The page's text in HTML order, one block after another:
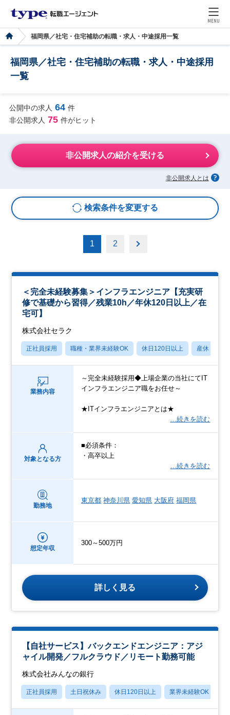
MENU
福岡県／社宅・住宅補助の転職・求人・中途採用一覧
福岡県／社宅・住宅補助の転職・求人・中途採用
一覧
公開中の求人 64 件
非公開求人 75 件がヒット
非公開求人の紹介を受ける
非公開求人とは
検索条件を変更する
1 2
＜完全未経験募集＞インフラエンジニア【充実研
修で基礎から習得／残業10h／年休120日以上／在
宅可】
株式会社セラク
正社員採用 職種・業界未経験OK 休日120日以上 産休・育休
業務内容
～完全未経験採用◆上場企業の当社にてIT
インフラエンジニア職をお任せ～
★ITインフラエンジニアとは★
…続きを読む
対象となる方
■必須条件：
・高卒以上
…続きを読む
勤務地
東京都 神奈川県 愛知県 大阪府 福岡県
想定年収
300～500万円
詳しく見る
【自社サービス】バックエンドエンジニア：アジ
ャイル開発／フルクラウド／リモート勤務可能
株式会社みんなの銀行
正社員採用 土日祝休み 休日120日以上 業界未経験OK